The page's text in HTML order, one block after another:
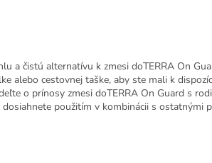
a čistú alternatívu k zmesi doTERRA On
alebo cestovnej taške, aby ste mali k
o prínosy zmesi doTERRA On Guard s
použitím v kombinácii s ostatnými